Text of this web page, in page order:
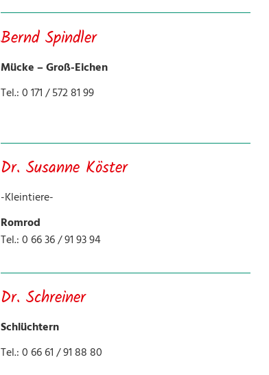
Bernd Spindler
Mücke – Groß-Eichen
Tel.: 0 171 / 572 81 99
Dr. Susanne Köster
-Kleintiere-
Romrod
Tel.: 0 66 36 / 91 93 94
Dr. Schreiner
Schlüchtern
Tel.: 0 66 61 / 91 88 80